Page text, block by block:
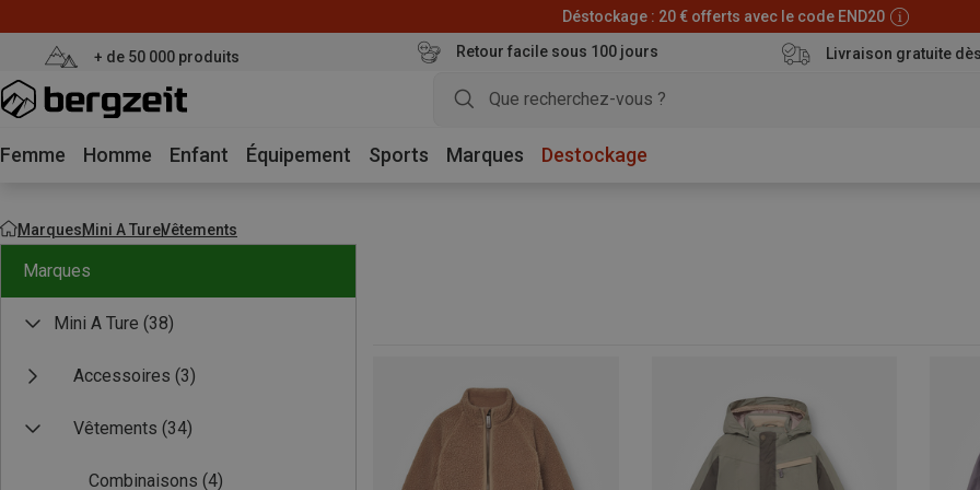
Déstockage : 20 € offerts avec le code END20
+ de 50 000 produits Retour facile sous 100 jours Livraison gratuite
Femme Homme Enfant Équipement Sports Marques Destockage
MarquesMini A TureVêtements
Marques
Mini A Ture (38)
Accessoires (3)
Vêtements (34)
Combinaisons (4)